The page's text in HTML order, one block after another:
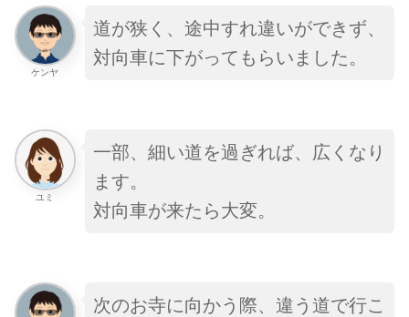
ケンヤ
道が狭く、途中すれ違いができず、
対向車に下がってもらいました。
ユミ
一部、細い道を過ぎれば、広くなり
ます。
対向車が来たら大変。
次のお寺に向かう際、違う道で行こ